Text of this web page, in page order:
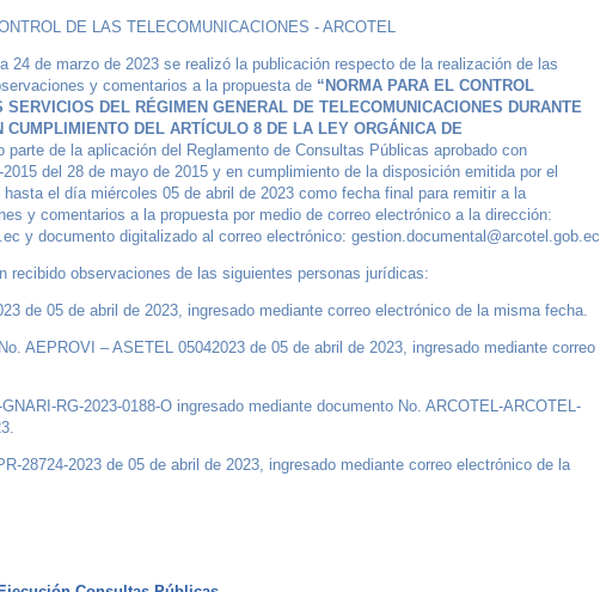
DE LAS TELECOMUNICACIONES - ARCOTEL
24 de marzo de 2023 se realizó la publicación respecto de la realización de las
y comentarios a la propuesta de “NORMA PARA EL CONTROL
SERVICIOS DEL RÉGIMEN GENERAL DE TELECOMUNICACIONES DURANTE
CUMPLIMIENTO DEL ARTÍCULO 8 DE LA LEY ORGÁNICA DE
parte de la aplicación del Reglamento de Consultas Públicas aprobado con
del 28 de mayo de 2015 y en cumplimiento de la disposición emitida por el
el día miércoles 05 de abril de 2023 como fecha final para remitir a la
y comentarios a la propuesta por medio de correo electrónico a la dirección:
y documento digitalizado al correo electrónico: gestion.documental@arcotel.gob.ec
recibido observaciones de las siguientes personas jurídicas:
de 05 de abril de 2023, ingresado mediante correo electrónico de la misma fecha.
AEPROVI – ASETEL 05042023 de 05 de abril de 2023, ingresado mediante correo
RG-2023-0188-O ingresado mediante documento No. ARCOTEL-ARCOTEL-
28724-2023 de 05 de abril de 2023, ingresado mediante correo electrónico de la